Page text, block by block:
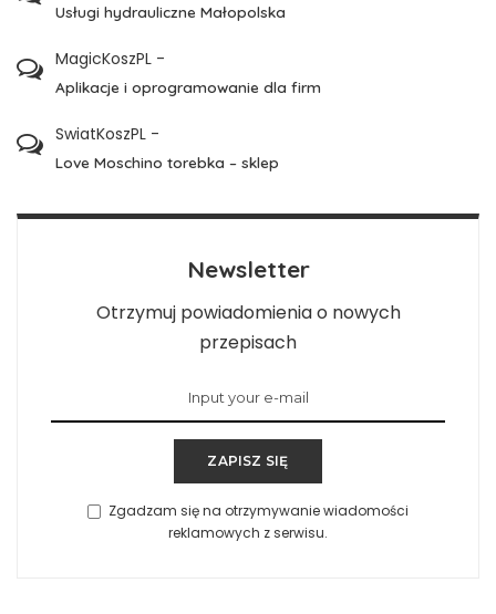
Usługi hydrauliczne Małopolska
MagicKoszPL -
Aplikacje i oprogramowanie dla firm
SwiatKoszPL -
Love Moschino torebka – sklep
Newsletter
Otrzymuj powiadomienia o nowych
przepisach
ZAPISZ SIĘ
Zgadzam się na otrzymywanie wiadomości
reklamowych z serwisu.